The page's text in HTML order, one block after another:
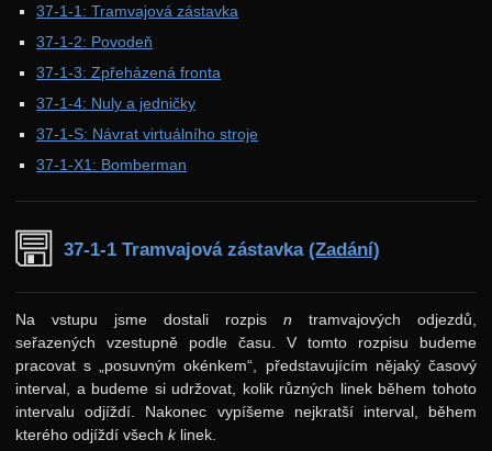
37-1-1: Tramvajová zástavka
37-1-2: Povodeň
37-1-3: Zpřeházená fronta
37-1-4: Nuly a jedničky
37-1-S: Návrat virtuálního stroje
37-1-X1: Bomberman
37-1-1 Tramvajová zástavka(Zadání)
Na vstupu jsme dostali rozpis n tramvajových odjezdů,
seřazených vzestupně podle času. V tomto rozpisu budeme
pracovat s „posuvným okénkem“, představujícím nějaký časový
interval, a budeme si udržovat, kolik různých linek během tohoto
intervalu odjíždí. Nakonec vypíšeme nejkratší interval, během
kterého odjíždí všechklinek.
Zadání 1. série
Řešení
Výsledky
Výsledky
Zadání 3. série
Řešení
Výsledky
Zadání 4. série
Řešení